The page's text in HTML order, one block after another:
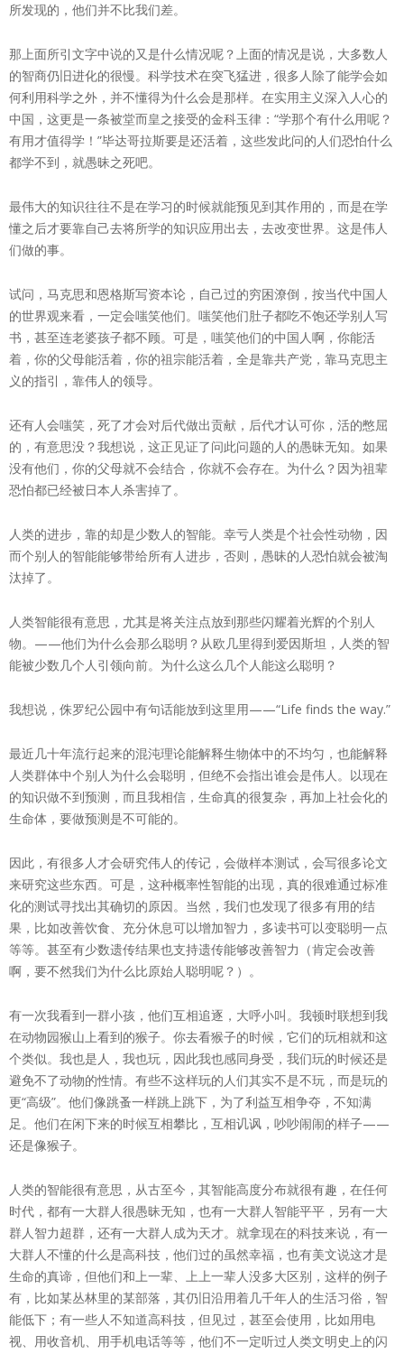
所发现的，他们并不比我们差。
那上面所引文字中说的又是什么情况呢？上面的情况是说，大多数人
的智商仍旧进化的很慢。科学技术在突飞猛进，很多人除了能学会如
何利用科学之外，并不懂得为什么会是那样。在实用主义深入人心的
中国，这更是一条被堂而皇之接受的金科玉律：“学那个有什么用呢？
有用才值得学！”毕达哥拉斯要是还活着，这些发此问的人们恐怕什么
都学不到，就愚昧之死吧。
最伟大的知识往往不是在学习的时候就能预见到其作用的，而是在学
懂之后才要靠自己去将所学的知识应用出去，去改变世界。这是伟人
们做的事。
试问，马克思和恩格斯写资本论，自己过的穷困潦倒，按当代中国人
的世界观来看，一定会嗤笑他们。嗤笑他们肚子都吃不饱还学别人写
书，甚至连老婆孩子都不顾。可是，嗤笑他们的中国人啊，你能活
着，你的父母能活着，你的祖宗能活着，全是靠共产党，靠马克思主
义的指引，靠伟人的领导。
还有人会嗤笑，死了才会对后代做出贡献，后代才认可你，活的憋屈
的，有意思没？我想说，这正见证了问此问题的人的愚昧无知。如果
没有他们，你的父母就不会结合，你就不会存在。为什么？因为祖辈
恐怕都已经被日本人杀害掉了。
人类的进步，靠的却是少数人的智能。幸亏人类是个社会性动物，因
而个别人的智能能够带给所有人进步，否则，愚昧的人恐怕就会被淘
汰掉了。
人类智能很有意思，尤其是将关注点放到那些闪耀着光辉的个别人
物。——他们为什么会那么聪明？从欧几里得到爱因斯坦，人类的智
能被少数几个人引领向前。为什么这么几个人能这么聪明？
我想说，侏罗纪公园中有句话能放到这里用——“Life finds the way.”
最近几十年流行起来的混沌理论能解释生物体中的不均匀，也能解释
人类群体中个别人为什么会聪明，但绝不会指出谁会是伟人。以现在
的知识做不到预测，而且我相信，生命真的很复杂，再加上社会化的
生命体，要做预测是不可能的。
因此，有很多人才会研究伟人的传记，会做样本测试，会写很多论文
来研究这些东西。可是，这种概率性智能的出现，真的很难通过标准
化的测试寻找出其确切的原因。当然，我们也发现了很多有用的结
果，比如改善饮食、充分休息可以增加智力，多读书可以变聪明一点
等等。甚至有少数遗传结果也支持遗传能够改善智力（肯定会改善
啊，要不然我们为什么比原始人聪明呢？）。
有一次我看到一群小孩，他们互相追逐，大呼小叫。我顿时联想到我
在动物园猴山上看到的猴子。你去看猴子的时候，它们的玩相就和这
个类似。我也是人，我也玩，因此我也感同身受，我们玩的时候还是
避免不了动物的性情。有些不这样玩的人们其实不是不玩，而是玩的
更“高级”。他们像跳蚤一样跳上跳下，为了利益互相争夺，不知满
足。他们在闲下来的时候互相攀比，互相讥讽，吵吵闹闹的样子——
还是像猴子。
人类的智能很有意思，从古至今，其智能高度分布就很有趣，在任何
时代，都有一大群人很愚昧无知，也有一大群人智能平平，另有一大
群人智力超群，还有一大群人成为天才。就拿现在的科技来说，有一
大群人不懂的什么是高科技，他们过的虽然幸福，也有美文说这才是
生命的真谛，但他们和上一辈、上上一辈人没多大区别，这样的例子
有，比如某丛林里的某部落，其仍旧沿用着几千年人的生活习俗，智
能低下；有一些人不知道高科技，但见过，甚至会使用，比如用电
视、用收音机、用手机电话等等，他们不一定听过人类文明史上的闪